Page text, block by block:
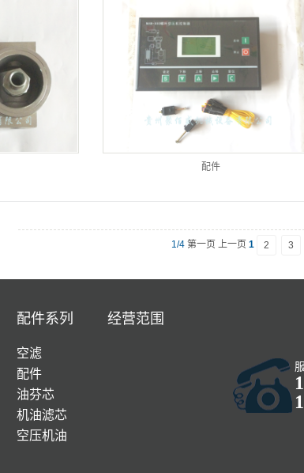
配件
1/4 第一页 上一页 1 2 3
配件系列
空滤
配件
油芬芯
机油滤芯
空压机油
经营范围